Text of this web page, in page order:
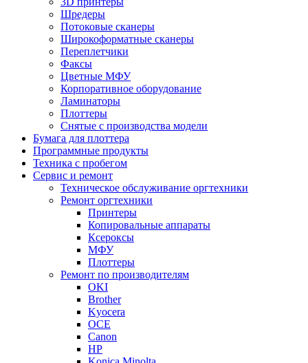
Шредеры
Потоковые сканеры
Широкоформатные сканеры
Переплетчики
Факсы
Цветные МФУ
Корпоративное оборудование
Ламинаторы
Плоттеры
Снятые с производства модели
Бумага для плоттера
Программные продукты
Техника с пробегом
Сервис и ремонт
Техническое обслуживание оргтехники
Ремонт оргтехники
Принтеры
Копировальные аппараты
Ксероксы
МФУ
Плоттеры
Ремонт по производителям
OKI
Brother
Kyocera
OCE
Canon
HP